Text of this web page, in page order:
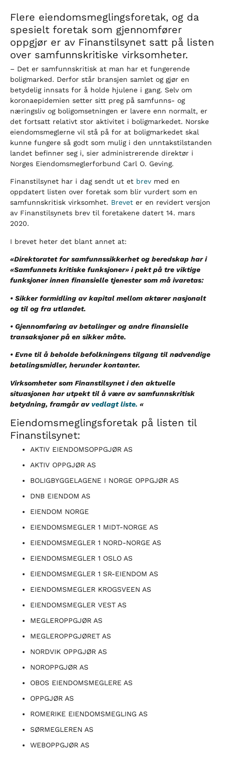
Flere eiendomsmeglingsforetak, og da
spesielt foretak som gjennomfører
oppgjør er av Finanstilsynet satt på listen
over samfunnskritiske virksomheter.
– Det er samfunnskritisk at man har et fungerende
boligmarked. Derfor står bransjen samlet og gjør en
betydelig innsats for å holde hjulene i gang. Selv om
koronaepidemien setter sitt preg på samfunns- og
næringsliv og boligomsetningen er lavere enn normalt, er
det fortsatt relativt stor aktivitet i boligmarkedet. Norske
eiendomsmeglerne vil stå på for at boligmarkedet skal
kunne fungere så godt som mulig i den unntakstilstanden
landet befinner seg i, sier administrerende direktør i
Norges Eiendomsmeglerforbund Carl O. Geving.
Finanstilsynet har i dag sendt ut et brev med en
oppdatert listen over foretak som blir vurdert som en
samfunnskritisk virksomhet. Brevet er en revidert versjon
av Finanstilsynets brev til foretakene datert 14. mars
2020.
I brevet heter det blant annet at:
«Direktoratet for samfunnssikkerhet og beredskap har i
«Samfunnets kritiske funksjoner» i pekt på tre viktige
funksjoner innen finansielle tjenester som må ivaretas:
• Sikker formidling av kapital mellom aktører nasjonalt
og til og fra utlandet.
• Gjennomføring av betalinger og andre finansielle
transaksjoner på en sikker måte.
• Evne til å beholde befolkningens tilgang til nødvendige
betalingsmidler, herunder kontanter.
Virksomheter som Finanstilsynet i den aktuelle
situasjonen har utpekt til å være av samfunnskritisk
betydning, framgår avvedlagt liste. «
Eiendomsmeglingsforetak på listen til
Finanstilsynet:
AKTIV EIENDOMSOPPGJØR AS
AKTIV OPPGJØR AS
BOLIGBYGGELAGENE I NORGE OPPGJØR AS
DNB EIENDOM AS
EIENDOM NORGE
EIENDOMSMEGLER 1 MIDT-NORGE AS
EIENDOMSMEGLER 1 NORD-NORGE AS
EIENDOMSMEGLER 1 OSLO AS
EIENDOMSMEGLER 1 SR-EIENDOM AS
EIENDOMSMEGLER KROGSVEEN AS
EIENDOMSMEGLER VEST AS
MEGLEROPPGJØR AS
MEGLEROPPGJØRET AS
NORDVIK OPPGJØR AS
NOROPPGJØR AS
OBOS EIENDOMSMEGLERE AS
OPPGJØR AS
ROMERIKE EIENDOMSMEGLING AS
SØRMEGLEREN AS
WEBOPPGJØR AS